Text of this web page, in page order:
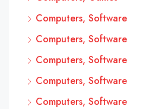
Computers, Software
Computers, Software
Computers, Software
Computers, Software
Computers, Software